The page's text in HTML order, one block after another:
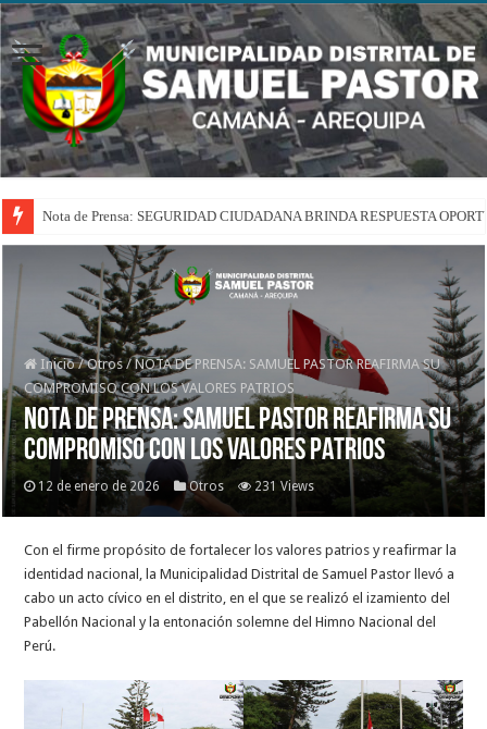
Nota de Prensa: SEGURIDAD CIUDADANA BRINDA RESPUESTA
Inicio / Otros / NOTA DE PRENSA: SAMUEL PASTOR REAFIRMA SU
COMPROMISO CON LOS VALORES PATRIOS
NOTA DE PRENSA: SAMUEL PASTOR REAFIRMA SU
COMPROMISO CON LOS VALORES PATRIOS
12 de enero de 2026 Otros 231 Views
Con el firme propósito de fortalecer los valores patrios y reafirmar la
identidad nacional, la Municipalidad Distrital de Samuel Pastor llevó a
cabo un acto cívico en el distrito, en el que se realizó el izamiento del
Pabellón Nacional y la entonación solemne del Himno Nacional del
Perú.